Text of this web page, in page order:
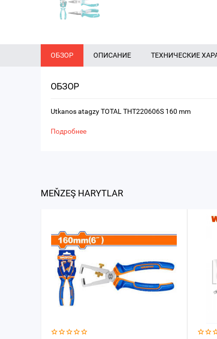
ОБЗОР ОПИСАНИЕ ТЕХНИЧЕСКИЕ
ОБЗОР
Utkanos atagzy TOTAL THT220606S 160 mm
Подробнее
MEŇZEŞ HARYTLAR